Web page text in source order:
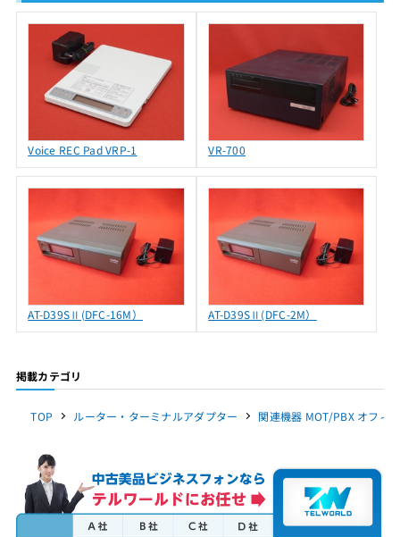
Voice REC Pad VRP-1 VR-700
AT-D39SⅡ(DFC-16M） AT-D39SⅡ(DFC-2M）
掲載カテゴリ
TOP ルーター・ターミナルアダプター 関連機器 MOT/PBX オフィ